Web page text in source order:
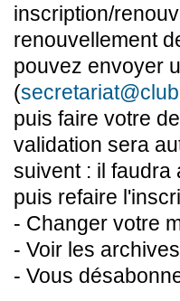
inscription/
renouvellement
pouvez envoyer
(
puis faire votre
validation sera
suivent : il faudra
puis refaire
- Changer votre
- Voir les
- Vous